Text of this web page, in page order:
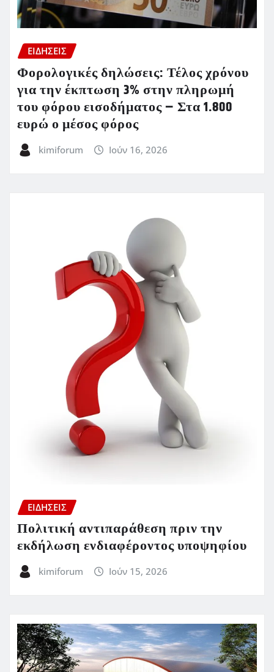
ΕΙΔΗΣΕΙΣ
Φορολογικές δηλώσεις: Τέλος χρόνου
για την έκπτωση 3% στην πληρωμή
του φόρου εισοδήματος – Στα 1.800
ευρώ ο μέσος φόρος
kimiforum Ιούν 16, 2026
ΕΙΔΗΣΕΙΣ
Πολιτική αντιπαράθεση πριν την
εκδήλωση ενδιαφέροντος υποψηφίου
kimiforum Ιούν 15, 2026